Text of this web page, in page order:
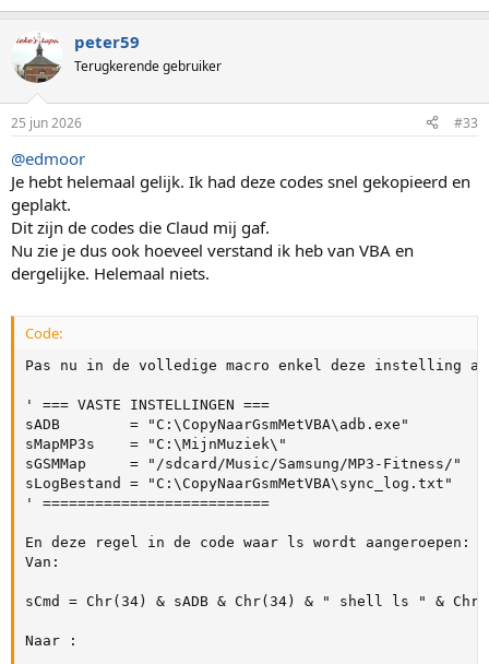
peter59
Terugkerende gebruiker
25 jun 2026 #33
@edmoor
Je hebt helemaal gelijk. Ik had deze codes snel gekopieerd en
geplakt.
Dit zijn de codes die Claud mij gaf.
Nu zie je dus ook hoeveel verstand ik heb van VBA en
dergelijke. Helemaal niets.
Code:
Pas nu in de volledige macro enkel deze instelling
' === VASTE INSTELLINGEN ===
sADB        = "C:\CopyNaarGsmMetVBA\adb.exe"
sMapMP3s    = "C:\MijnMuziek\"                        '
sGSMMap     = "/sdcard/Music/Samsung/MP3-Fitness/"
sLogBestand = "C:\CopyNaarGsmMetVBA\sync_log.txt"
' ==========================
En deze regel in de code waar ls wordt aangeroepen:
Van:
sCmd = Chr(34) & sADB & Chr(34) & " shell ls " &
Naar :